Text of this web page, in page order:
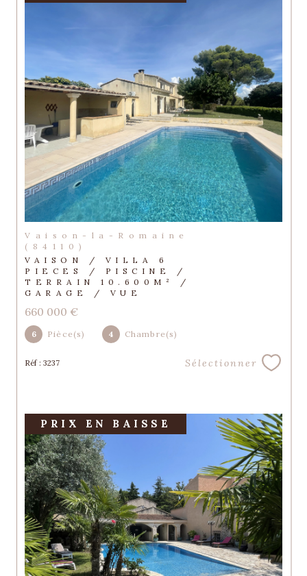
Vaison-la-Romaine
(84110)
VAISON / VILLA 6
PIECES / PISCINE /
TERRAIN 10.600M² /
GARAGE / VUE
660 000 €
6 Pièce(s) 4 Chambre(s)
Réf : 3237 Sélectionner
PRIX EN BAISSE